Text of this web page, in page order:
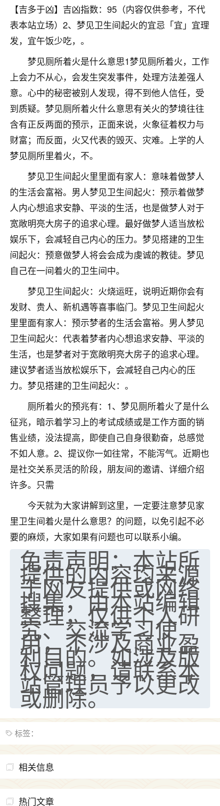
【吉多于凶】吉凶指数：95（内容仅供参考，不代
表本站立场）2、梦见卫生间起火的宜忌「宜」宜理
发，宜午饭少吃，。
梦见厕所着火是什么意思1梦见厕所着火，工作
上会力不从心，会发生突发事件，处理方法差强人
意。心中的秘密被别人发现，得不到他人信任，受
到质疑。梦见厕所着火什么意思有关火的梦境往往
含有正反两面的预示，正面来说，火象征着权力与
财富；而反面，火又代表的毁灭、灾难。上学的人
梦见厕所里着火，不。
梦见卫生间起火里里面有家人：意味着做梦人
的生活会富裕。男人梦见卫生间起火：预示着做梦
人内心想追求安静、平淡的生活，也是做梦人对于
宽敞明亮大房子的追求心理。最好做梦人适当放松
娱乐下，会减轻自己内心的压力。梦见搭建的卫生
间起火：预意做梦人将会会成为虔诚的教徒。梦见
自己在一间着火的卫生间中。
梦见卫生间起火：火烧运旺，说明近期你会有
发财、贵人、新机遇等喜事临门。梦见卫生间起火
里里面有家人：预示梦者的生活会富裕。男人梦见
卫生间起火：代表着梦者内心想追求安静、平淡的
生活，也是梦者对于宽敞明亮大房子的追求心理。
建议梦者适当放松娱乐下，会减轻自己内心的压
力。梦见搭建的卫生间起火：。
厕所着火的预兆有：1、梦见厕所着火了是什么
征兆，暗示着学习上的考试成绩或是工作方面的销
售业绩，没法提高，即使自己自身很勤奋，总感觉
不如人意。2、提议你一如往常，不能泻气。近期也
是社交关系灵活的阶段，朋友间的邀请、详细介绍
许多。只需
今天就为大家讲解到这里，一定要注意梦见家
里卫生间着火是什么意思？的问题，以免引起不必
要的麻烦，大家如果有问题也可以联系小编。
免责声明：本站所
提供的内容均来源
于网友提供或网络
搜集，由本站编辑
整理，仅供个人研
究、交流学习使
用，不涉及商业盈
利目的。如涉及版
权问题，请联系本
站管理员予以更改
或删除。
标签：
相关信息
热门文章
32
心心相印
我身体不太好，总是病病殃殃的，去检查又没什么大
问题，反正就是不舒服。中医西医看遍了，找不到问
题，后来无意中看到有人推荐慧来老师，跟老师聊过
之后，心情豁然开朗，也听老师建议，处理了一些因
果问题。今年以来，身体比以前好多，主要是心情好
了，老师说境随心转，现在深有体会了。
鹿森：是的，其实跟老师聊过之后，最大的感
触，首先就是心态会变好，万般皆是命，半点
不由人！
1天前 来自四川 9
金白水清
我也想找老师看看，有没有人给个联系方式的啊？
鹿森：慧来老师微信：gjsy0624
1天前 来自江西 12
我也想要，我也想要！
2天前 来自山西 15
Jessica李
老师做不做超度法事？我想给我奶奶做超度，她今年
刚去世了。
七零老顽童：我母亲前年离世，刚开始我经常
做梦梦见她，后来也是朋友介绍，找到慧来老
师，安排了超度法事，做梦再也没有梦到过
了，一开始是半信半疑的，图个心安，给亡母
超度，现在看来，人不信也不行。
2天前 来自云南
优秀的张同学
老师收徒吗？？我对这些很感兴趣